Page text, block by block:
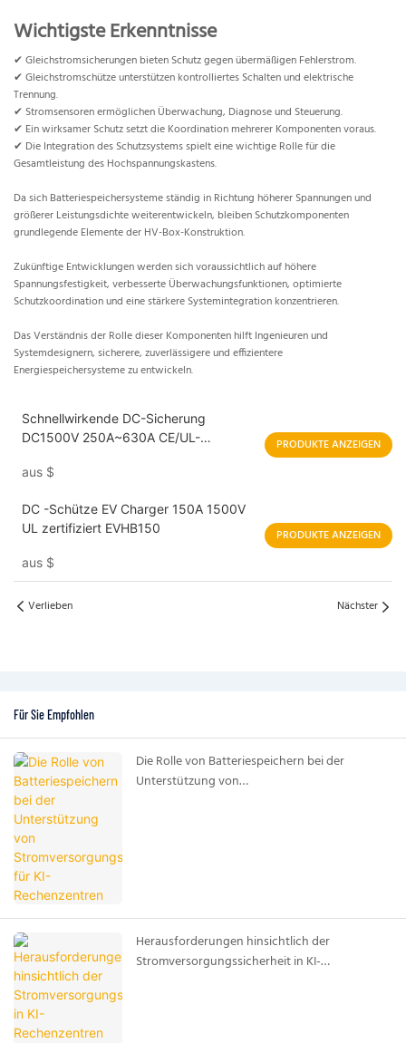
Wichtigste Erkenntnisse
✔ Gleichstromsicherungen bieten Schutz gegen übermäßigen Fehlerstrom.
✔ Gleichstromschütze unterstützen kontrolliertes Schalten und elektrische
Trennung.
✔ Stromsensoren ermöglichen Überwachung, Diagnose und Steuerung.
✔ Ein wirksamer Schutz setzt die Koordination mehrerer Komponenten voraus.
✔ Die Integration des Schutzsystems spielt eine wichtige Rolle für die
Gesamtleistung des Hochspannungskastens.
Da sich Batteriespeichersysteme ständig in Richtung höherer Spannungen und
größerer Leistungsdichte weiterentwickeln, bleiben Schutzkomponenten
grundlegende Elemente der HV-Box-Konstruktion.
Zukünftige Entwicklungen werden sich voraussichtlich auf höhere
Spannungsfestigkeit, verbesserte Überwachungsfunktionen, optimierte
Schutzkoordination und eine stärkere Systemintegration konzentrieren.
Das Verständnis der Rolle dieser Komponenten hilft Ingenieuren und
Systemdesignern, sicherere, zuverlässigere und effizientere
Energiespeichersysteme zu entwickeln.
Schnellwirkende DC-Sicherung
DC1500V 250A~630A CE/UL-
aus $
PRODUKTE ANZEIGEN
DC -Schütze EV Charger 150A 1500V
UL zertifiziert EVHB150
aus $
PRODUKTE ANZEIGEN
Verlieben Nächster
Für Sie Empfohlen
Die Rolle von Batteriespeichern bei der
Unterstützung von
Herausforderungen hinsichtlich der
Stromversorgungssicherheit in KI-